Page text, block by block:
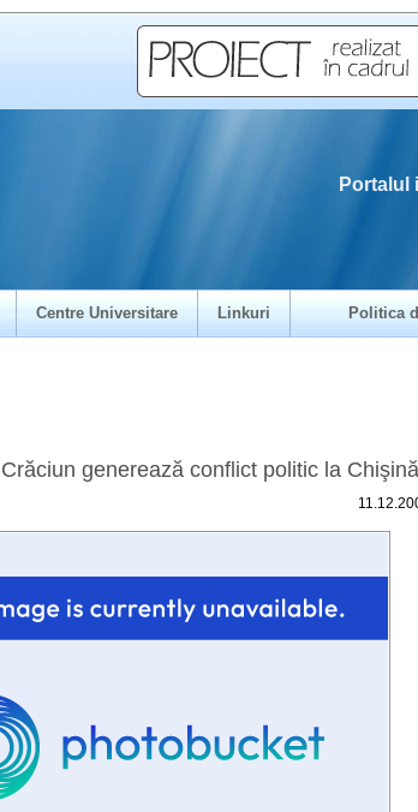
Portalul
Centre Universitare Linkuri Politica
generează conflict politic la